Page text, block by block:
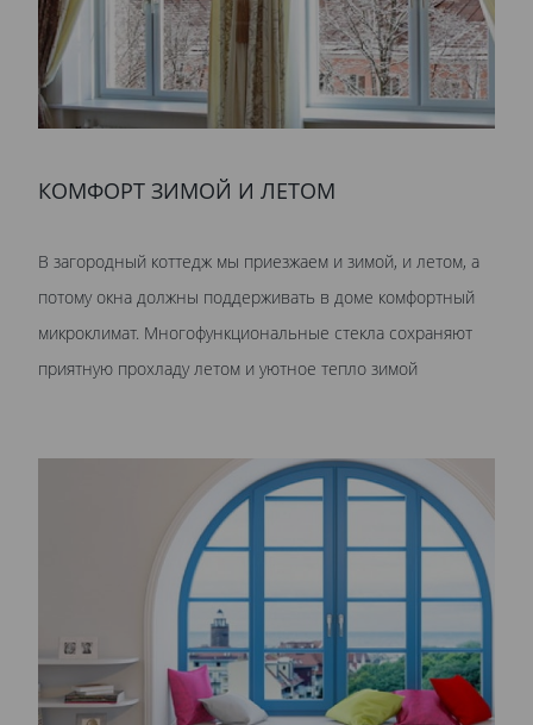
КОМФОРТ ЗИМОЙ И ЛЕТОМ
В загородный коттедж мы приезжаем и зимой, и летом, а
потому окна должны поддерживать в доме комфортный
микроклимат. Многофункциональные стекла сохраняют
приятную прохладу летом и уютное тепло зимой